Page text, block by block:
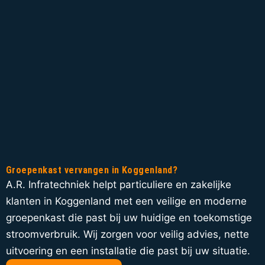
Groepenkast vervangen in Koggenland?
A.R. Infratechniek helpt particuliere en zakelijke
klanten in Koggenland met een veilige en moderne
groepenkast die past bij uw huidige en toekomstige
stroomverbruik. Wij zorgen voor veilig advies, nette
uitvoering en een installatie die past bij uw situatie.